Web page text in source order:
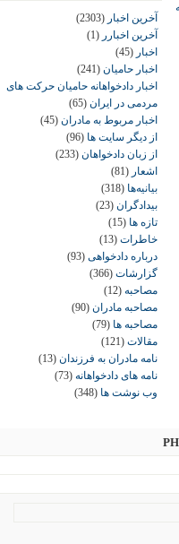
آخرین اخبار (2303)
آخرین اخبارر (1)
اخبار (45)
اخبار حامیان (241)
اخبار دادخواهانه حامیان حرکت های
مردمی در ایران (65)
اخبار مربوط به مادران (45)
از دیگر سایت ها (96)
از زبان دادخواهان (233)
اشعار (81)
بیانیه‌ها (318)
بیدادگران (23)
تازه ها (15)
خاطرات (13)
درباره دادخواهی (93)
گزارشات (366)
مصاحبه (12)
مصاحبه مادران (90)
مصاحبه ها (79)
مقالات (121)
نامه مادران به فرزندان (13)
نامه های دادخواهانه (73)
وب نوشت ها (348)